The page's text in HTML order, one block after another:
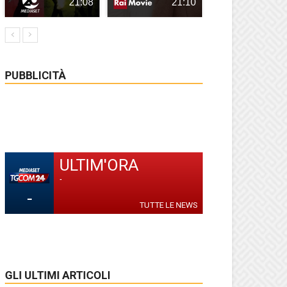
PUBBLICITÀ
-
ULTIM'ORA
-
TUTTE LE NEWS
GLI ULTIMI ARTICOLI